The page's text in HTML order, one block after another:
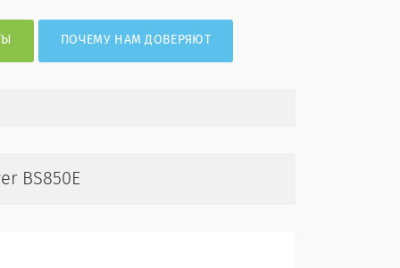
ПОЧЕМУ НАМ ДОВЕРЯЮТ
BS850E